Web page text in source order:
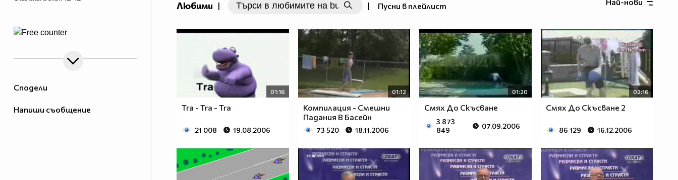
Сподели
Напиши съобщение
Любими | | Пусни в плейлист
01:16
Tra - Tra - Tra
21 008 19.08.2006
01:12
Компилация - Смешни
Падания В Басейн
73 520 18.11.2006
01:20
Смях До Скъсване
3 873
849
07.09.2006
02:16
Смях До Скъсване 2
86 129 16.12.2006